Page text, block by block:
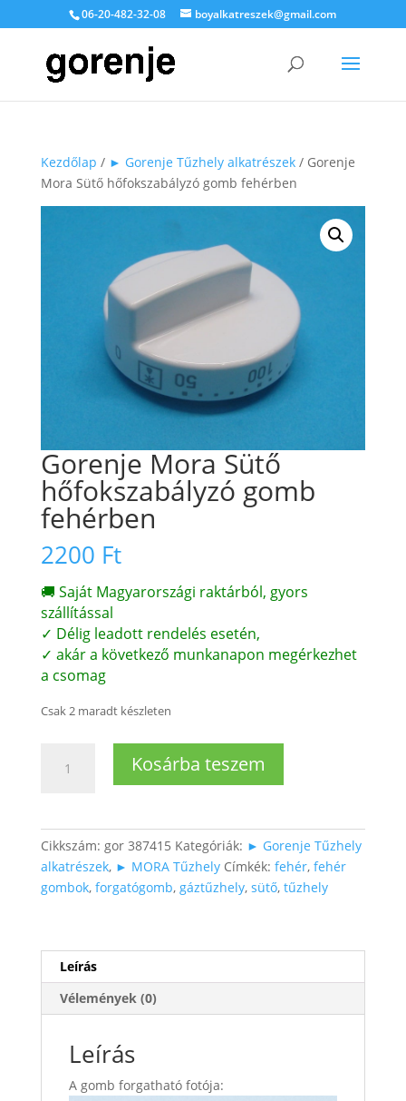
06-20-482-32-08 boyalkatreszek@gmail.com
Kezdőlap / ► Gorenje Tűzhely alkatrészek/ Gorenje
Mora Sütő hőfokszabályzó gomb fehérben
Gorenje Mora Sütő
hőfokszabályzó gomb
fehérben
2200 Ft
🚚 Saját Magyarországi raktárból, gyors
szállítással
✓ Délig leadott rendelés esetén,
✓ akár a következő munkanapon megérkezhet
a csomag
Csak 2 maradt készleten
Mora
Kosárba teszem
Cikkszám: gor 387415 Kategóriák: ► Gorenje Tűzhely
alkatrészek, ► MORA Tűzhely Címkék: fehér, fehér
gombok, forgatógomb, gáztűzhely, sütő, tűzhely
Leírás
Vélemények (0)
Leírás
A gomb forgatható fotója: